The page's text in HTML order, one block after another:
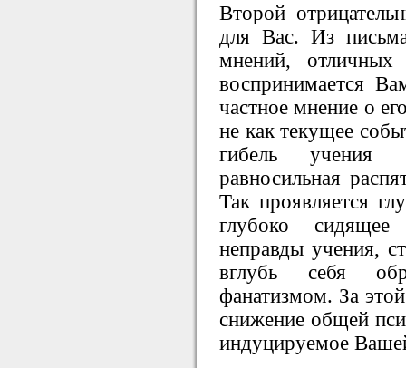
Второй
для Вас. Из
мнений,
воспринимается
частное мнение о
не как текущее
гибель учения
равносильная
Так проявляется
глубоко сидящее
неправды учения,
вглубь себя
фанатизмом. За
снижение общей
индуцируемое